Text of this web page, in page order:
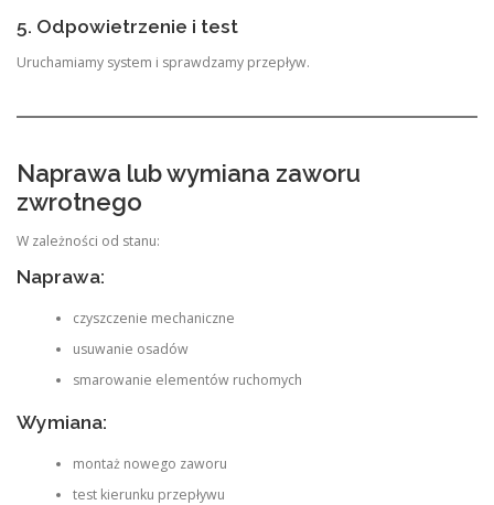
5. Odpowietrzenie i test
Uruchamiamy system i sprawdzamy przepływ.
Naprawa lub wymiana zaworu
zwrotnego
W zależności od stanu:
Naprawa:
czyszczenie mechaniczne
usuwanie osadów
smarowanie elementów ruchomych
Wymiana:
montaż nowego zaworu
test kierunku przepływu